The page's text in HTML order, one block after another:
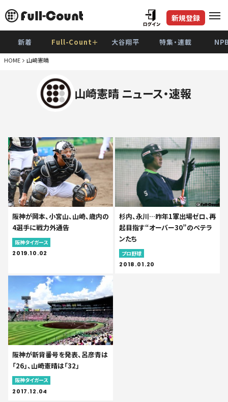
新規登録
新着 Full-Count＋ 大谷翔平 特集・連載
HOME 山崎憲晴
山崎憲晴 ニュース・速報
阪神が岡本、小宮山、山崎、歳内の
4選手に戦力外通告
阪神タイガース
2019.10.02
杉内、永川…昨年1軍出場ゼロ、再
起目指す“オーバー30”のベテラ
ンたち
プロ野球
2018.01.20
阪神が新背番号を発表、呂彦青は
「26」、山崎憲晴は「32」
阪神タイガース
2017.12.04